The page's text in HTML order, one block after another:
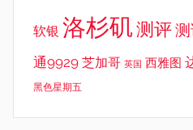
软银 洛杉矶 测评
通9929 芝加哥 英国 西雅图
黑色星期五